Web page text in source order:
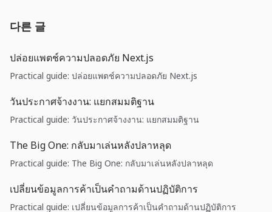
다른 글
ปล่อยแพตช์ความปลอดภัย Next.js
Practical guide: ปล่อยแพตช์ความปลอดภัย Next.js
วันประกาศจ้างงาน: แยกสมมติฐาน
Practical guide: วันประกาศจ้างงาน: แยกสมมติฐาน
The Big One: กลับมาเล่นหลังปลาหลุด
Practical guide: The Big One: กลับมาเล่นหลังปลาหลุด
เปลี่ยนข้อมูลการค้าเป็นคำถามด้านปฏิบัติการ
Practical guide: เปลี่ยนข้อมูลการค้าเป็นคำถามด้านปฏิบัติการ